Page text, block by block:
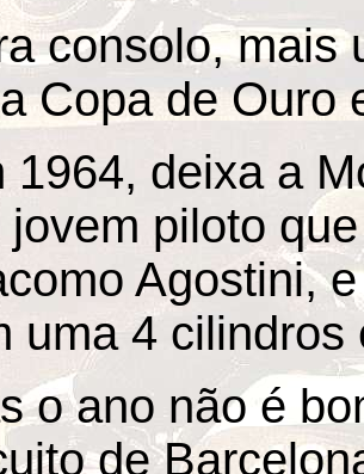
consolo, mais
Copa de Ouro
1964, deixa a
jovem piloto
Agostini,
uma 4
o ano não é
de